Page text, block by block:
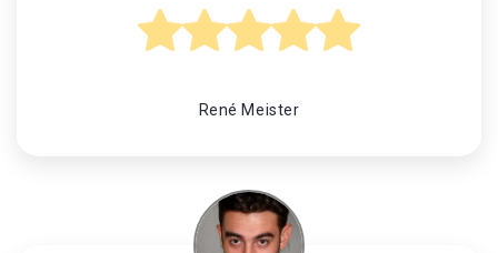
René Meister